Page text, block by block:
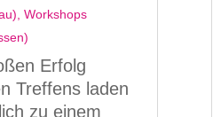
,Workshops
Erfolg
Treffens laden
zu einem